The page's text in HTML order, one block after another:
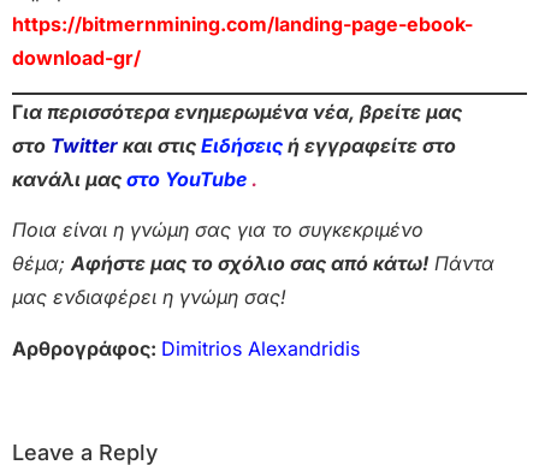
https://bitmernmining.com/landing-page-ebook-
download-gr/
Για περισσότερα ενημερωμένα νέα, βρείτε μας
στο Twitter και στις Ειδήσεις ή εγγραφείτε στο
κανάλι μας στο YouTube .
Ποια είναι η γνώμη σας για το συγκεκριμένο
θέμα;Αφήστε μας το σχόλιο σας από κάτω! Πάντα
μας ενδιαφέρει η γνώμη σας!
Αρθρογράφος: Dimitrios Alexandridis
Leave a Reply